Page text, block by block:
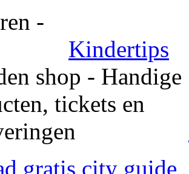
Kindertips
gratis city guide